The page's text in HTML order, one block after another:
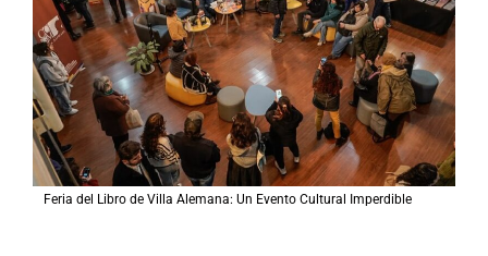
Feria del Libro de Villa Alemana: Un Evento Cultural Imperdible